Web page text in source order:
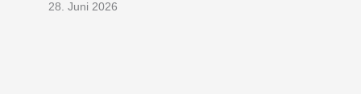
28. Juni 2026